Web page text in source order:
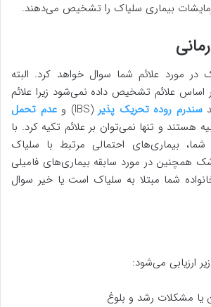
بیماری سلیاک را تشخیص می‌دهند.
در مورد علائم شما سوال خواهد کرد. البته
اساس علائم تشخیص داده نمی‌شود زیرا علائم
سندرم روده تحریک‌ پذیر (IBS) و
عدم تحمل
هستند و تنها نمی‌توان بر علائم تکیه کرد. با
شما، بیماری‌های احتمالی مرتبط با سلیاک
همچنین در مورد سابقه بیماری‌های فامیلی
شما مبتلا به سلیاک است یا خیر سوال
ارزیابی می‌شود:
یا مشکلات رشد و بلوغ